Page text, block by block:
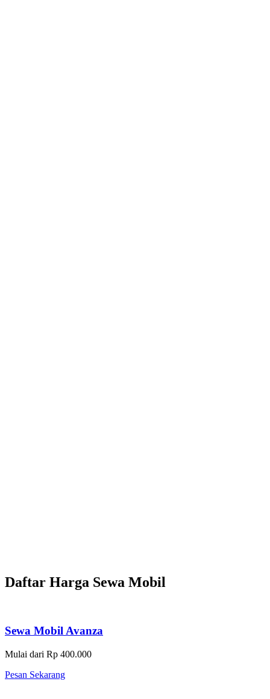
Daftar Harga Sewa Mobil
Sewa Mobil Avanza
Mulai dari Rp 400.000
Pesan Sekarang